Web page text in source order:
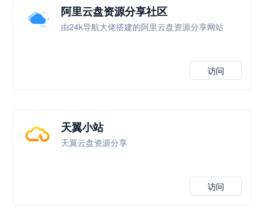
阿里云盘资源分享社区
由24k导航大佬搭建的阿里云盘资源分享网站
访问
天翼小站
天翼云盘资源分享
访问